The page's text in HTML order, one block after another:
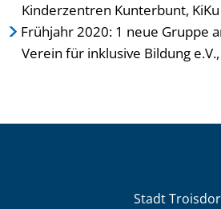
Kinderzentren Kunterbunt,
Frühjahr 2020: 1 neue Gruppe
Verein für inklusive Bildung
Stadt